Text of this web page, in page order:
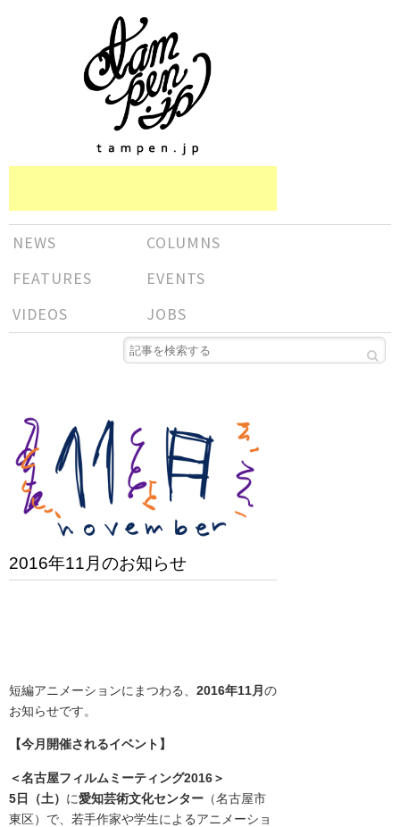
NEWS
COLUMNS
FEATURES
EVENTS
VIDEOS
JOBS
2016年11月のお知らせ
短編アニメーションにまつわる、 2016年11月 の
お知らせです。
【今月開催されるイベント】
＜名古屋フィルムミーティング2016＞
5日（土） に愛知芸術文化センター （名古屋市
東区）で、 若手作家や学生によるアニメーショ